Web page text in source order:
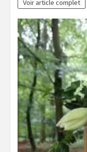
Voir article complet